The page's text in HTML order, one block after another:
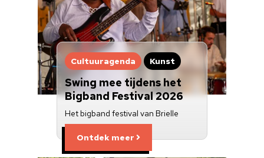
Cultuuragenda Kunst
Swing mee tijdens het
Bigband Festival 2026
Het bigband festival van Brielle
Ontdek meer